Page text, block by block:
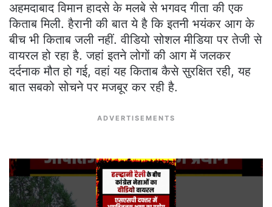
अहमदाबाद विमान हादसे के मलबे से भगवद गीता की एक
किताब मिली. हैरानी की बात ये है कि इतनी भयंकर आग के
बीच भी किताब जली नहीं. वीडियो सोशल मीडिया पर तेजी से
वायरल हो रहा है. जहां इतने लोगों की आग में जलकर
दर्दनाक मौत हो गई, वहां यह किताब कैसे सुरक्षित रही, यह
बात सबको सोचने पर मजबूर कर रही है.
ADVERTISEMENTS